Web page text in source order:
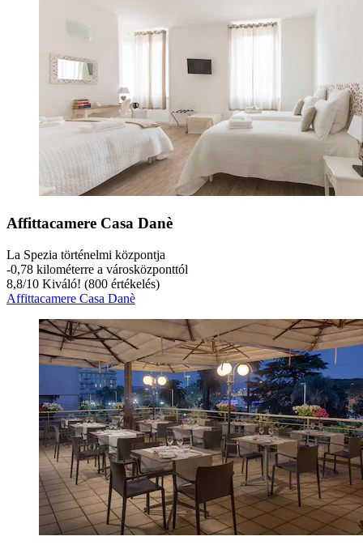
Affittacamere Casa Danè
La Spezia történelmi központja
‐0,78 kilométerre a városközponttól
8,8/10 Kiváló! (800 értékelés)
Affittacamere Casa Danè